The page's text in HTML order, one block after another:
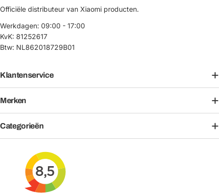
Officiële distributeur van Xiaomi producten.
Werkdagen: 09:00 - 17:00
KvK: 81252617
Btw: NL862018729B01
Klantenservice
Merken
Categorieën